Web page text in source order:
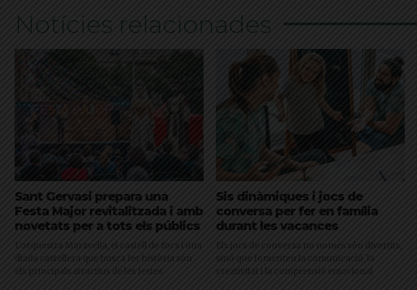
Notícies relacionades
Sant Gervasi prepara una
Festa Major revitalitzada i amb
novetats per a tots els públics
L’orquestra Maravella, el castell de focs i una
diada castellera que busca fer història són
els principals atractius de les festes
Sis dinàmiques i jocs de
conversa per fer en família
durant les vacances
Els jocs de conversa no només són divertits,
sinó que fomenten la comunicació, la
creativitat i la comprensió emocional